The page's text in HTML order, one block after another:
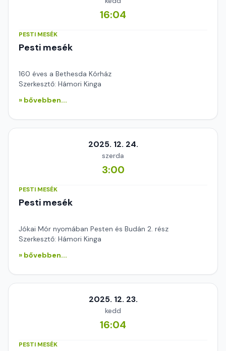
16:04
PESTI MESÉK
Pesti mesék
160 éves a Bethesda Kórház
Szerkesztő: Hámori Kinga
» bővebben...
2025. 12. 24.
szerda
3:00
PESTI MESÉK
Pesti mesék
Jókai Mór nyomában Pesten és Budán 2. rész
Szerkesztő: Hámori Kinga
» bővebben...
2025. 12. 23.
kedd
16:04
PESTI MESÉK